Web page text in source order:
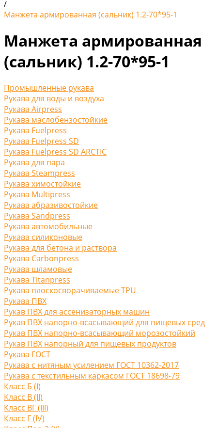
/
Манжета армированная (сальник) 1.2-70*95-1
Манжета армированная
(сальник) 1.2-70*95-1
Промышленные рукава
Рукава для воды и воздуха
Рукава Airpress
Рукава маслобензостойкие
Рукава Fuelpress
Рукава Fuelpress SD
Рукава Fuelpress SD ARCTIC
Рукава для пара
Рукава Steampress
Рукава химостойкие
Рукава Multipress
Рукава абразивостойкие
Рукава Sandpress
Рукава автомобильные
Рукава силиконовые
Рукава для бетона и раствора
Рукава Carbonpress
Рукава шламовые
Рукава Titanpress
Рукава плоскосворачиваемые TPU
Рукава ПВХ
Рукав ПВХ для ассенизаторных машин
Рукав ПВХ напорно-всасывающий для пищевых сред
Рукав ПВХ напорно-всасывающий морозостойкий
Рукав ПВХ напорный для пищевых продуктов
Рукава ГОСТ
Рукава с нитяным усилением ГОСТ 10362-2017
Рукава с текстильным каркасом ГОСТ 18698-79
Класс Б (I)
Класс В (II)
Класс ВГ (III)
Класс Г (IV)